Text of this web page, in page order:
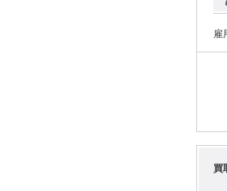
雇
買